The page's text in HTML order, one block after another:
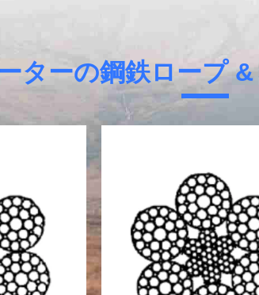
ターの鋼鉄ロープ